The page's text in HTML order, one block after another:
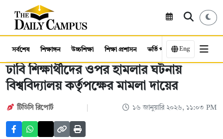
সর্বশেষ শিক্ষাঙ্গন উচ্চশিক্ষা শিক্ষা প্রশাসন ভর্তি পরীক্ষা কর্মসংস্থান
Eng
ঢাবি শিক্ষার্থীদের ওপর হামলার ঘটনায়
বিশ্ববিদ্যালয় কর্তৃপক্ষের মামলা দায়ের
টিডিসি রিপোর্ট ১৬ জানুয়ারি ২০২৬, ১১:০৩ PM